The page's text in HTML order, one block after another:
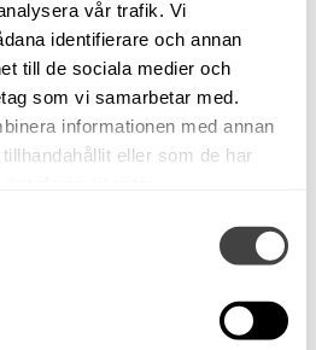
vår trafik. Vi
identifierare och annan
till de sociala medier och
som vi samarbetar med.
informationen med annan
eller som de har
Det kan leda till svårigheter att
abonnemang och få nya lån. För